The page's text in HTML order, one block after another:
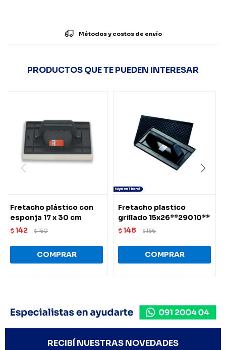
Métodos y costos de envío
PRODUCTOS QUE TE PUEDEN INTERESAR
Fretacho plástico con
esponja 17 x 30 cm
$ 142 $150
Fretacho plastico
grillado 15x26**29010**
$ 148 $156
RECIBÍ NUESTRAS NOVEDADES